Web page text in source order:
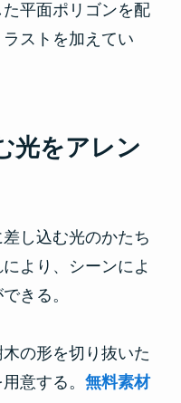
平面ポリゴンを配
ストを加えてい
光をアレン
し込む光のかたち
より、シーンによ
きる。
の形を切り抜いた
意する。 無料素材